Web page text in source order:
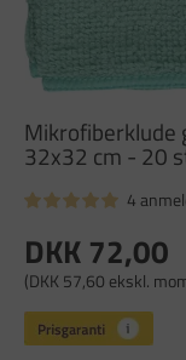
Mikrofiberklude
32x32 cm - 20
4
DKK 72,00
(DKK 57,60 ekskl.